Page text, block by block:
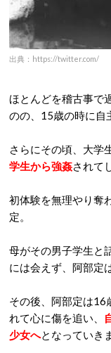
出典：https://twitter.com/
ほとんどを稽古事で
のの、15歳の時に自
さらにその頃、大学
学生から強姦されて
初体験を無理やり奪
定。
母がその男子学生と
には会えず、阿部定
その後、阿部定は16
れて心に傷を追い、
少女へとなっていき